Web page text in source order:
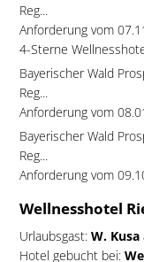
Reg...
Anforderung vom
4-Sterne
Bayerischer Wald
Reg...
Anforderung vom
Bayerischer Wald
Reg...
Anforderung vom
Wellnesshotel
Urlaubsgast: W. Kusa
Hotel gebucht bei: